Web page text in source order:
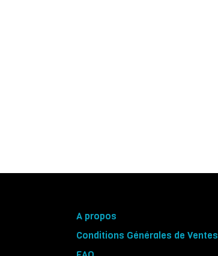
A propos
Conditions Générales de Ventes